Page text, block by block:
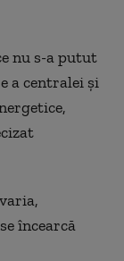
nu s-a putut
a centralei și
încearcă